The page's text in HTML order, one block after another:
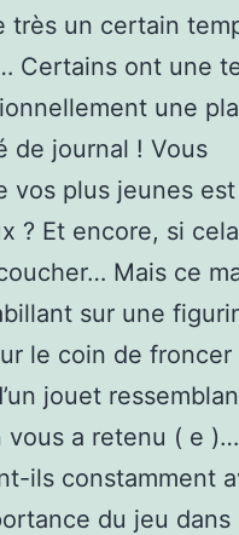
très un certain
Certains ont une
une
de journal ! Vous
vos plus jeunes
? Et encore, si
Mais ce
sur une
le coin de froncer
jouet
vous a retenu ( e )…
ils constamment
du jeu dans